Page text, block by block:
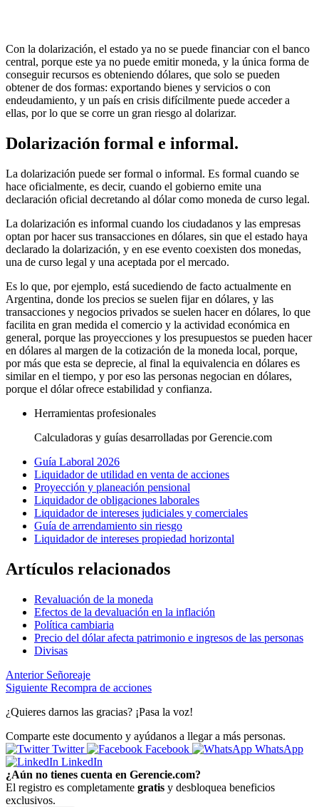
Con la dolarización, el estado ya no se puede financiar con el banco
central, porque este ya no puede emitir moneda, y la única forma de
conseguir recursos es obteniendo dólares, que solo se pueden
obtener de dos formas: exportando bienes y servicios o con
endeudamiento, y un país en crisis difícilmente puede acceder a
ellas, por lo que se corre un gran riesgo al dolarizar.
Dolarización formal e informal.
La dolarización puede ser formal o informal. Es formal cuando se
hace oficialmente, es decir, cuando el gobierno emite una
declaración oficial decretando al dólar como moneda de curso legal.
La dolarización es informal cuando los ciudadanos y las empresas
optan por hacer sus transacciones en dólares, sin que el estado haya
declarado la dolarización, y en ese evento coexisten dos monedas,
una de curso legal y una aceptada por el mercado.
Es lo que, por ejemplo, está sucediendo de facto actualmente en
Argentina, donde los precios se suelen fijar en dólares, y las
transacciones y negocios privados se suelen hacer en dólares, lo que
facilita en gran medida el comercio y la actividad económica en
general, porque las proyecciones y los presupuestos se pueden hacer
en dólares al margen de la cotización de la moneda local, porque,
por más que esta se deprecie, al final la equivalencia en dólares es
similar en el tiempo, y por eso las personas negocian en dólares,
porque el dólar ofrece estabilidad y confianza.
Herramientas profesionales
Calculadoras y guías desarrolladas por Gerencie.com
Guía Laboral 2026
Liquidador de utilidad en venta de acciones
Proyección y planeación pensional
Liquidador de obligaciones laborales
Liquidador de intereses judiciales y comerciales
Guía de arrendamiento sin riesgo
Liquidador de intereses propiedad horizontal
Artículos relacionados
Revaluación de la moneda
Efectos de la devaluación en la inflación
Política cambiaria
Precio del dólar afecta patrimonio e ingresos de las personas
Divisas
Anterior Señoreaje
Siguiente Recompra de acciones
¿Quieres darnos las gracias? ¡Pasa la voz!
Comparte este documento y ayúdanos a llegar a más personas.
Twitter
Facebook
WhatsApp
LinkedIn
¿Aún no tienes cuenta en Gerencie.com?
El registro es completamente gratis y desbloquea beneficios
exclusivos.